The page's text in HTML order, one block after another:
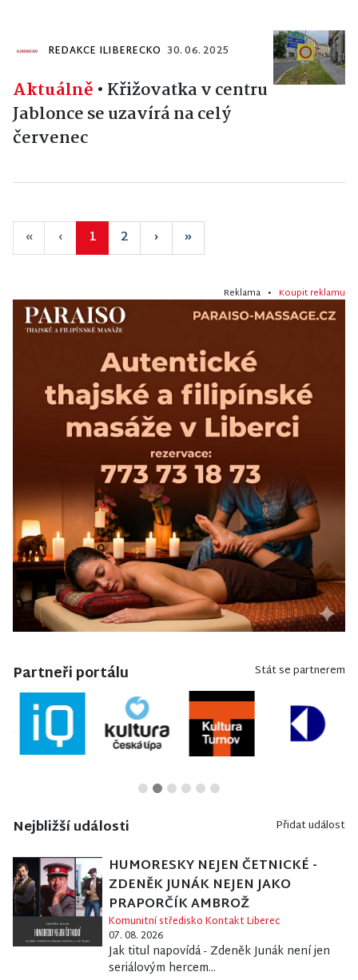
REDAKCE ILIBERECKO 30. 06. 2025
Aktuálně • Křižovatka v centru
Jablonce se uzavírá na celý
červenec
« ‹ 1 2 › »
Reklama • Koupit reklamu
Partneři portálu Stát se partnerem
Nejbližší události Přidat událost
HUMORESKY NEJEN ČETNICKÉ -
ZDENĚK JUNÁK NEJEN JAKO
PRAPORČÍK AMBROŽ
Komunitní středisko Kontakt Liberec
07. 08. 2026
Jak titul napovídá - Zdeněk Junák není jen
seriálovým hercem...